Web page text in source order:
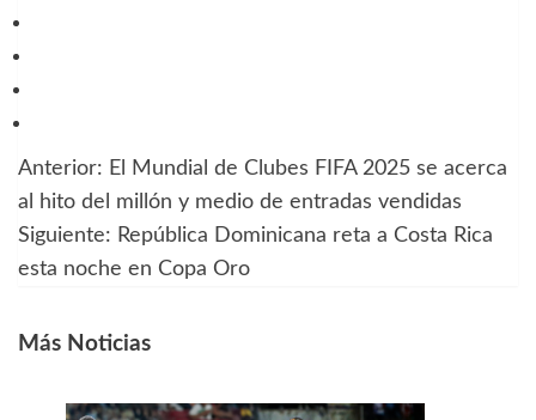
Navegación
de
entradas
Anterior: El Mundial de Clubes FIFA 2025 se acerca
al hito del millón y medio de entradas vendidas
Siguiente: República Dominicana reta a Costa Rica
esta noche en Copa Oro
Más Noticias